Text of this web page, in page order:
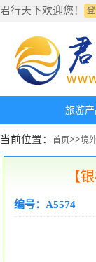
君行天下欢迎您！
旅游
当前位置： 首页>>境
【
编号：A5574